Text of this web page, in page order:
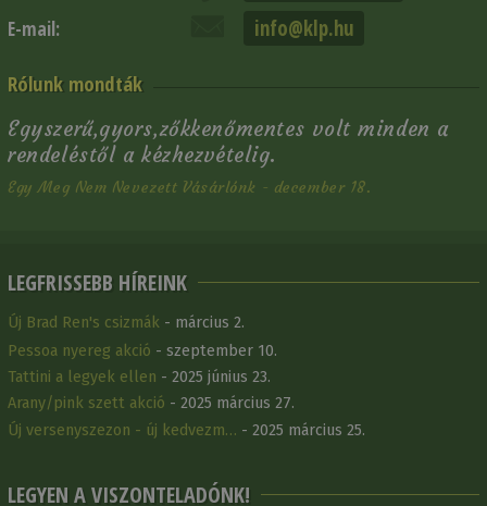
E-mail: info@klp.hu
Rólunk mondták
Egyszerű,gyors,zőkkenőmentes volt minden a
rendeléstől a kézhezvételig.
Egy Meg Nem Nevezett Vásárlónk - december 18.
LEGFRISSEBB HÍREINK
Új Brad Ren's csizmák - március 2.
Pessoa nyereg akció - szeptember 10.
Tattini a legyek ellen - 2025 június 23.
Arany/pink szett akció - 2025 március 27.
Új versenyszezon - új kedvezm… - 2025 március 25.
LEGYEN A VISZONTELADÓNK!